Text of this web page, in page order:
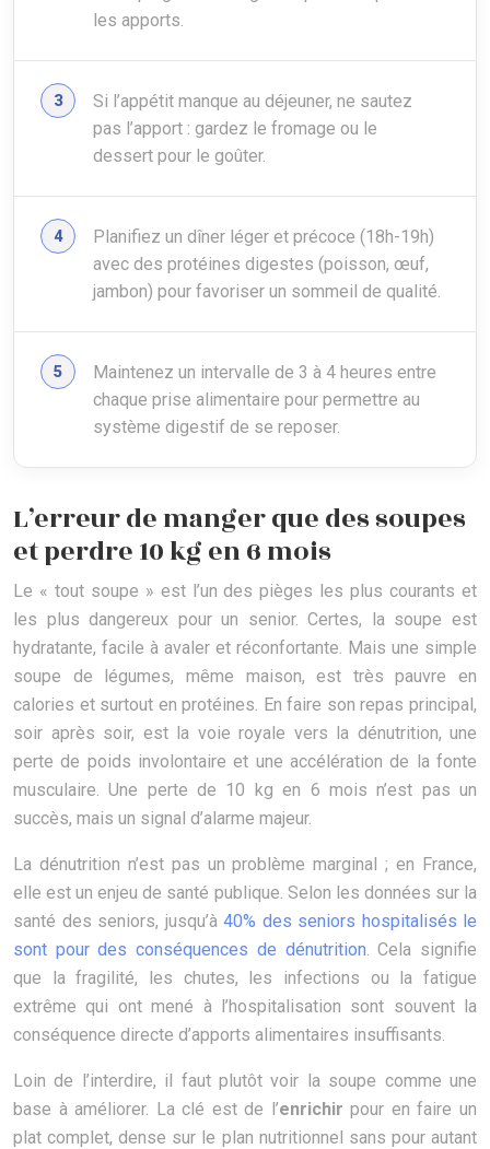
les apports.
Si l’appétit manque au déjeuner, ne sautez
pas l’apport : gardez le fromage ou le
dessert pour le goûter.
Planifiez un dîner léger et précoce (18h-19h)
avec des protéines digestes (poisson, œuf,
jambon) pour favoriser un sommeil de qualité.
Maintenez un intervalle de 3 à 4 heures entre
chaque prise alimentaire pour permettre au
système digestif de se reposer.
L’erreur de manger que des soupes
et perdre 10 kg en 6 mois
Le « tout soupe » est l’un des pièges les plus courants et
les plus dangereux pour un senior. Certes, la soupe est
hydratante, facile à avaler et réconfortante. Mais une simple
soupe de légumes, même maison, est très pauvre en
calories et surtout en protéines. En faire son repas principal,
soir après soir, est la voie royale vers la dénutrition, une
perte de poids involontaire et une accélération de la fonte
musculaire. Une perte de 10 kg en 6 mois n’est pas un
succès, mais un signal d’alarme majeur.
La dénutrition n’est pas un problème marginal ; en France,
elle est un enjeu de santé publique. Selon les données sur la
santé des seniors, jusqu’à 40% des seniors hospitalisés le
sont pour des conséquences de dénutrition . Cela signifie
que la fragilité, les chutes, les infections ou la fatigue
extrême qui ont mené à l’hospitalisation sont souvent la
conséquence directe d’apports alimentaires insuffisants.
Loin de l’interdire, il faut plutôt voir la soupe comme une
base à améliorer. La clé est de l’enrichir pour en faire un
plat complet, dense sur le plan nutritionnel sans pour autant